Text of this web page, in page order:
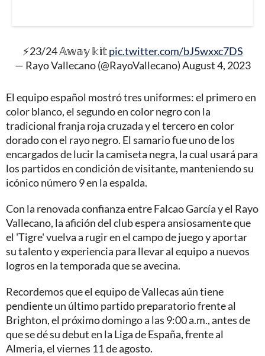
⚡️23/24 𝔸𝕨𝕒𝕪 𝕜𝕚𝕥pic.twitter.com/bJ5wxxc7DS
— Rayo Vallecano (@RayoVallecano)August 4, 2023
El equipo español mostró tres uniformes: el primero en
color blanco, el segundo en color negro con la
tradicional franja roja cruzada y el tercero en color
dorado con el rayo negro. El samario fue uno de los
encargados de lucir la camiseta negra, la cual usará para
los partidos en condición de visitante, manteniendo su
icónico número 9 en la espalda.
Con la renovada confianza entre Falcao García y el Rayo
Vallecano, la afición del club espera ansiosamente que
el 'Tigre' vuelva a rugir en el campo de juego y aportar
su talento y experiencia para llevar al equipo a nuevos
logros en la temporada que se avecina.
Recordemos que el equipo de Vallecas aún tiene
pendiente un último partido preparatorio frente al
Brighton, el próximo domingo a las 9:00 a.m., antes de
que se dé su debut en la Liga de España, frente al
Almeria, el viernes 11 de agosto.